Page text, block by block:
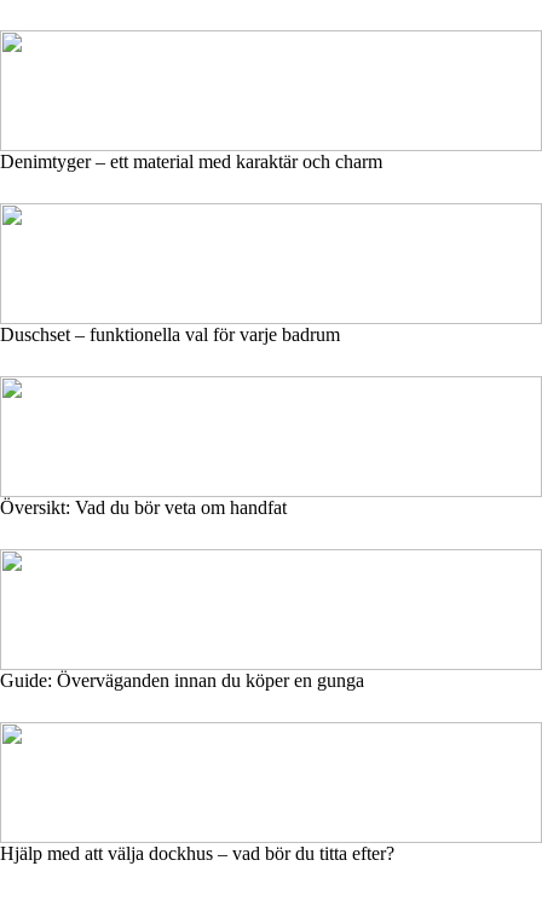
Denimtyger – ett material med karaktär och charm
Duschset – funktionella val för varje badrum
Översikt: Vad du bör veta om handfat
Guide: Överväganden innan du köper en gunga
Hjälp med att välja dockhus – vad bör du titta efter?